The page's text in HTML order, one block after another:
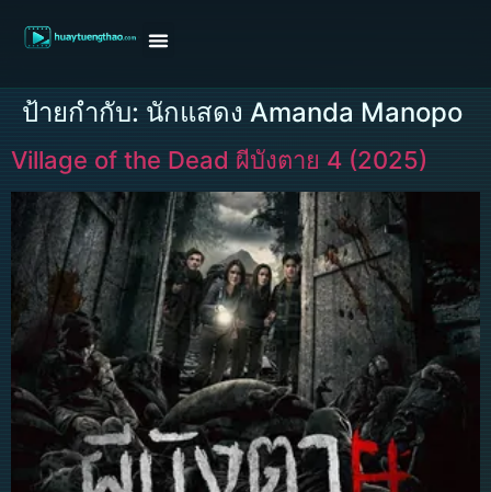
ป้ายกำกับ: นักแสดง Amanda Manopo
Village of the Dead ผีบังตาย 4 (2025)